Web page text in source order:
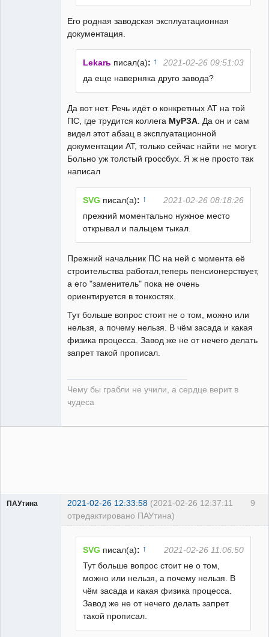
Его родная заводская эксплуатационная
документация.
Lekarь писал(а): ↑
2021-02-26 09:51:03
да еще наверняка друго завода?
Да вот нет. Речь идёт о конкретных АТ на той
ПС, где трудится коллега МуРЗА . Да он и сам
видел этот абзац в эксплуатационной
документации АТ, только сейчас найти не могут.
Больно уж толстый гроссбух. Я ж не просто так
написал
SVG писал(а): ↑
2021-02-26 08:18:26
прежний моментально нужное место
открывал и пальцем тыкал.
Прежний начальник ПС на ней с момента её
строительства работал,теперь пенсионерствует,
а его "заменитель" пока не очень
ориентируется в тонкостях.
Тут больше вопрос стоит не о том, можно или
нельзя, а почему нельзя. В чём засада и какая
физика процесса. Завод же не от нечего делать
запрет такой прописал.
Чему бы грабли не учили, а сердце верит в
чудеса
9
ПАУтина 2021-02-26 12:33:58 (2021-02-26 12:37:11
отредактировано ПАУтина)
SVG писал(а): ↑
2021-02-26 11:06:50
Тут больше вопрос стоит не о том,
можно или нельзя, а почему нельзя. В
чём засада и какая физика процесса.
Завод же не от нечего делать запрет
такой прописал.